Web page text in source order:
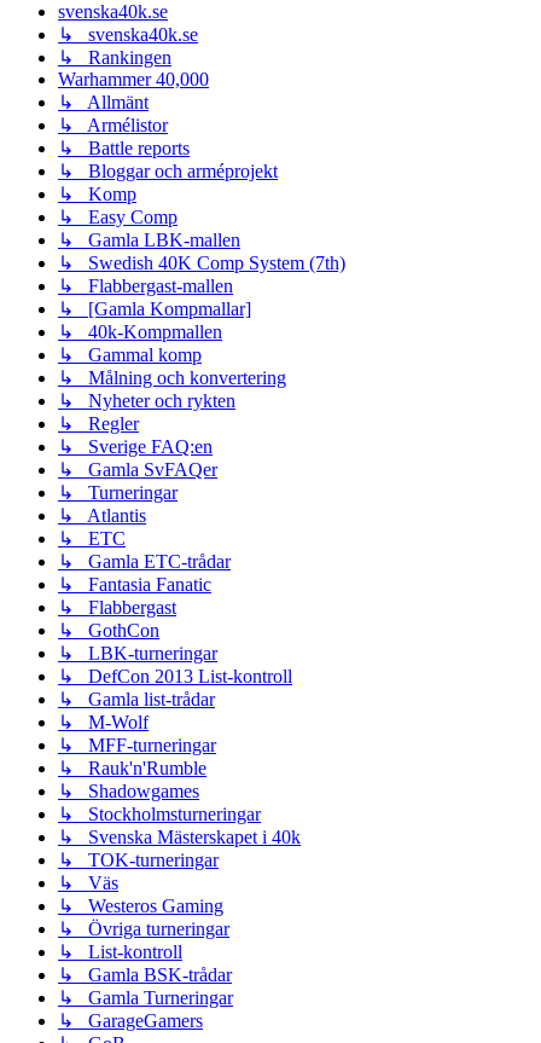
svenska40k.se
↳ svenska40k.se
↳ Rankingen
Warhammer 40,000
↳ Allmänt
↳ Armélistor
↳ Battle reports
↳ Bloggar och arméprojekt
↳ Komp
↳ Easy Comp
↳ Gamla LBK-mallen
↳ Swedish 40K Comp System (7th)
↳ Flabbergast-mallen
↳ [Gamla Kompmallar]
↳ 40k-Kompmallen
↳ Gammal komp
↳ Målning och konvertering
↳ Nyheter och rykten
↳ Regler
↳ Sverige FAQ:en
↳ Gamla SvFAQer
↳ Turneringar
↳ Atlantis
↳ ETC
↳ Gamla ETC-trådar
↳ Fantasia Fanatic
↳ Flabbergast
↳ GothCon
↳ LBK-turneringar
↳ DefCon 2013 List-kontroll
↳ Gamla list-trådar
↳ M-Wolf
↳ MFF-turneringar
↳ Rauk'n'Rumble
↳ Shadowgames
↳ Stockholmsturneringar
↳ Svenska Mästerskapet i 40k
↳ TOK-turneringar
↳ Väs
↳ Westeros Gaming
↳ Övriga turneringar
↳ List-kontroll
↳ Gamla BSK-trådar
↳ Gamla Turneringar
↳ GarageGamers